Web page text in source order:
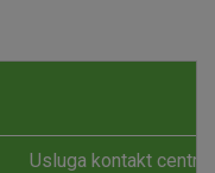
Usluga kontakt centra